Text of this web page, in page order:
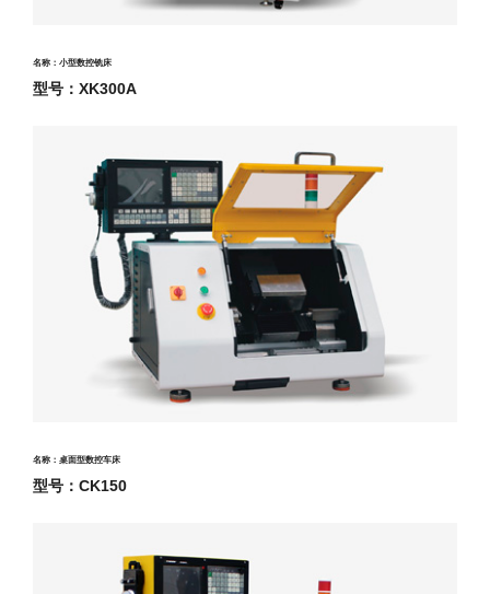
名称：小型数控铣床
型号：XK300A
名称：桌面型数控车床
型号：CK150